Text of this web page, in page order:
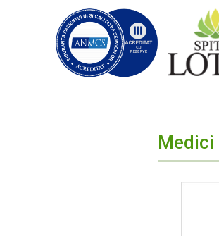
Medici